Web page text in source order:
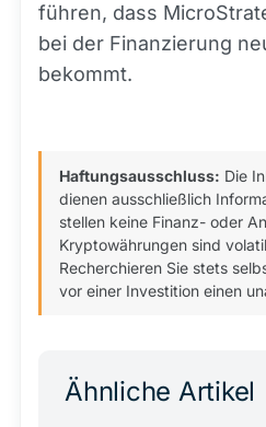
führen, dass
bei der Finanzierung
bekommt.
Haftungsausschluss: Die
dienen ausschließlich
stellen keine Finanz- oder
Kryptowährungen sind
Recherchieren Sie stets
vor einer Investition einen
Ähnliche Artikel